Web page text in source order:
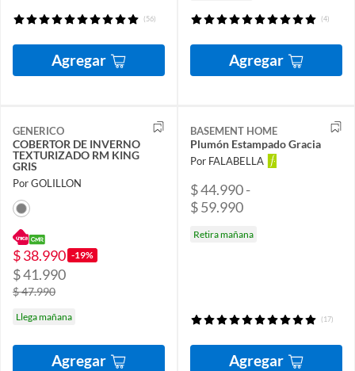
(56)
Agregar
(4)
Agregar
GENERICO
COBERTOR DE INVERNO
TEXTURIZADO RM KING
GRIS
Por GOLILLON
$ 38.990 -19%
$ 41.990
$ 47.990
Llega mañana
Agregar
BASEMENT HOME
Plumón Estampado Gracia
Por FALABELLA
$ 44.990 -
$ 59.990
Retira mañana
(17)
Agregar